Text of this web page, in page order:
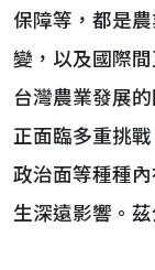
保障等，都是
變，以及國際
台灣農業發展
正面臨多重挑
政治面等種種
生深遠影響。茲